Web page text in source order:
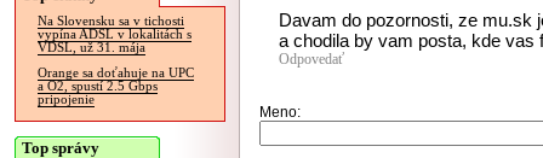
Na Slovensku sa v tichosti
vypína ADSL v lokalitách s
VDSL, už 31. mája
Orange sa doťahuje na UPC
a O2, spustí 2.5 Gbps
pripojenie
Top správy
Davam do pozornosti, ze mu.sk
a chodila by vam posta, kde vas
Odpovedať
Meno: